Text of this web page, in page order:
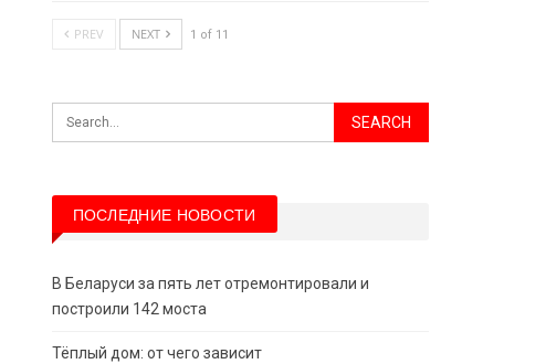
PREV NEXT 1 of 11
ПОСЛЕДНИЕ НОВОСТИ
В Беларуси за пять лет отремонтировали и
построили 142 моста
Тёплый дом: от чего зависит